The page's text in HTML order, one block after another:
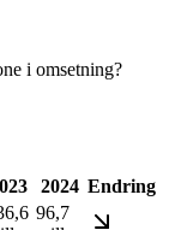
i omsetning?
2024 Endring
96,7